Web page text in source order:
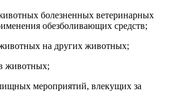
болезненных ветеринарных
обезболивающих средств;
на других животных;
животных;
мероприятий, влекущих за